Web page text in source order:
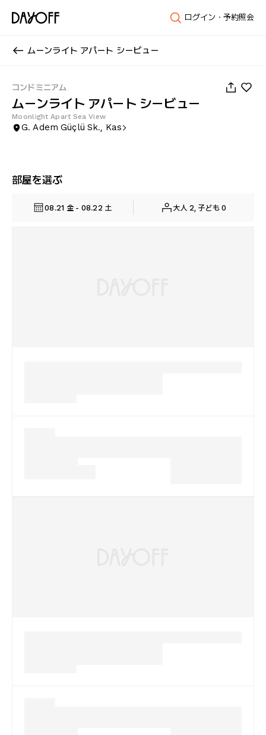
ログイン・予約照会
ムーンライト アパート シービュー
コンドミニアム
ムーンライト アパート シービュー
Moonlight Apart Sea View
G. Adem Güçlü Sk., Kas
部屋を選ぶ
08.21 金 - 08.22 土 大人 2, 子ども 0